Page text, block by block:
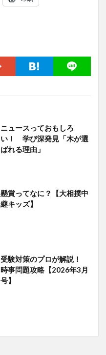
ニュースっておもしろ
い！ 学び深発見「木が選
ばれる理由」
懸賞ってなに？【大相撲中
継キッズ】
受験対策のプロが解説！
時事問題攻略【2026年3月
号】